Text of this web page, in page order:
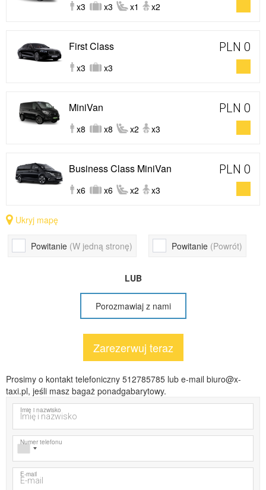
x3 x3 x1 x2
First Class
x3 x3
PLN 0
MiniVan
x8 x8 x2 x3
PLN 0
Business Class MiniVan
x6 x6 x2 x3
PLN 0
Ukryj mapę
Powitanie (W jedną stronę) Powitanie (Powrót)
LUB
Porozmawiaj z nami
Zarezerwuj teraz
Prosimy o kontakt telefoniczny 512785785 lub e-mail biuro@x-
taxi.pl, jeśli masz bagaż ponadgabarytowy.
Imię i nazwisko
Numer telefonu
E-mail